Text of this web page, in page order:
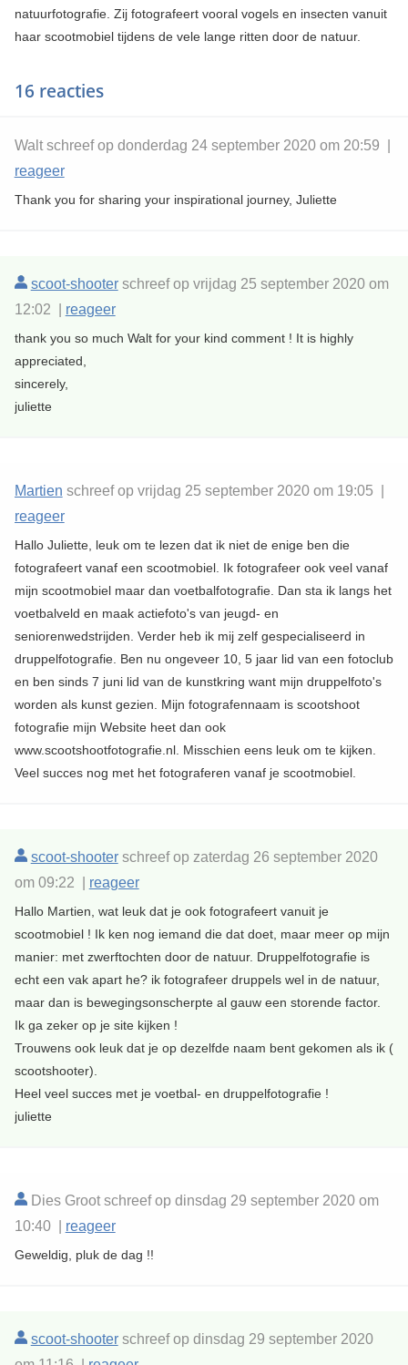
natuurfotografie. Zij fotografeert vooral vogels en insecten vanuit
haar scootmobiel tijdens de vele lange ritten door de natuur.
16 reacties
Walt schreef op donderdag 24 september 2020 om 20:59 |
reageer
Thank you for sharing your inspirational journey, Juliette
scoot-shooterschreef op vrijdag 25 september 2020 om
12:02 | reageer
thank you so much Walt for your kind comment ! It is highly
appreciated,
sincerely,
juliette
Martien schreef op vrijdag 25 september 2020 om 19:05 |
reageer
Hallo Juliette, leuk om te lezen dat ik niet de enige ben die
fotografeert vanaf een scootmobiel. Ik fotografeer ook veel vanaf
mijn scootmobiel maar dan voetbalfotografie. Dan sta ik langs het
voetbalveld en maak actiefoto's van jeugd- en
seniorenwedstrijden. Verder heb ik mij zelf gespecialiseerd in
druppelfotografie. Ben nu ongeveer 10, 5 jaar lid van een fotoclub
en ben sinds 7 juni lid van de kunstkring want mijn druppelfoto's
worden als kunst gezien. Mijn fotografennaam is scootshoot
fotografie mijn Website heet dan ook
www.scootshootfotografie.nl. Misschien eens leuk om te kijken.
Veel succes nog met het fotograferen vanaf je scootmobiel.
scoot-shooterschreef op zaterdag 26 september 2020
om 09:22 | reageer
Hallo Martien, wat leuk dat je ook fotografeert vanuit je
scootmobiel ! Ik ken nog iemand die dat doet, maar meer op mijn
manier: met zwerftochten door de natuur. Druppelfotografie is
echt een vak apart he? ik fotografeer druppels wel in de natuur,
maar dan is bewegingsonscherpte al gauw een storende factor.
Ik ga zeker op je site kijken !
Trouwens ook leuk dat je op dezelfde naam bent gekomen als ik (
scootshooter).
Heel veel succes met je voetbal- en druppelfotografie !
juliette
Dies Groot schreef op dinsdag 29 september 2020 om
10:40 | reageer
Geweldig, pluk de dag !!
scoot-shooterschreef op dinsdag 29 september 2020